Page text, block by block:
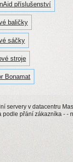
příslušenství
baličky
sáčky
stroje
Bonamat
servery v datacentru
přání zákazníka - -